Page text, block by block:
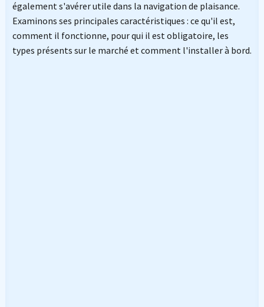
également s'avérer utile dans la navigation de plaisance.
Examinons ses principales caractéristiques : ce qu'il est,
comment il fonctionne, pour qui il est obligatoire, les
types présents sur le marché et comment l'installer à bord.